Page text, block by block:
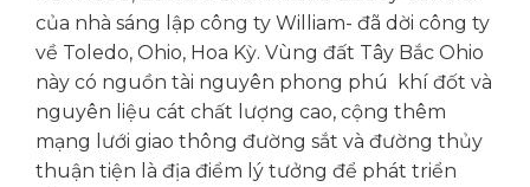
của nhà sáng lập công ty William- đã dời công ty
về Toledo, Ohio, Hoa Kỳ. Vùng đất Tây Bắc Ohio
này có nguồn tài nguyên phong phú khí đốt và
nguyên liệu cát chất lượng cao, cộng thêm
mạng lưới giao thông đường sắt và đường thủy
thuận tiện là địa điểm lý tưởng để phát triển